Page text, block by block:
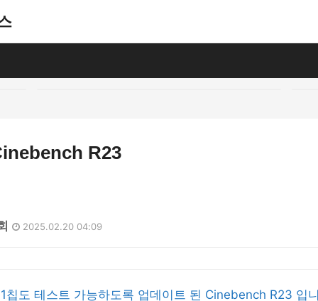
R23
2025.02.20 04:09
칩도 테스트 가능하도록 업데이트 된 Cinebench R23 입